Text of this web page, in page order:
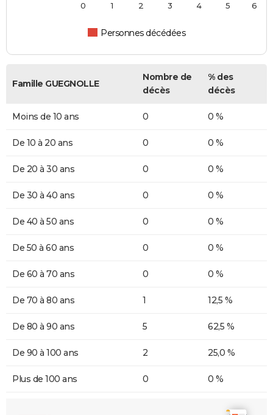
Personnes décédées
0 1 2 3 4 5 6
Famille GUEGNOLLE
Nombre de
décès
% des
décès
Moins de 10 ans 0 0 %
De 10 à 20 ans 0 0 %
De 20 à 30 ans 0 0 %
De 30 à 40 ans 0 0 %
De 40 à 50 ans 0 0 %
De 50 à 60 ans 0 0 %
De 60 à 70 ans 0 0 %
De 70 à 80 ans 1 12,5 %
De 80 à 90 ans 5 62,5 %
De 90 à 100 ans 2 25,0 %
Plus de 100 ans 0 0 %